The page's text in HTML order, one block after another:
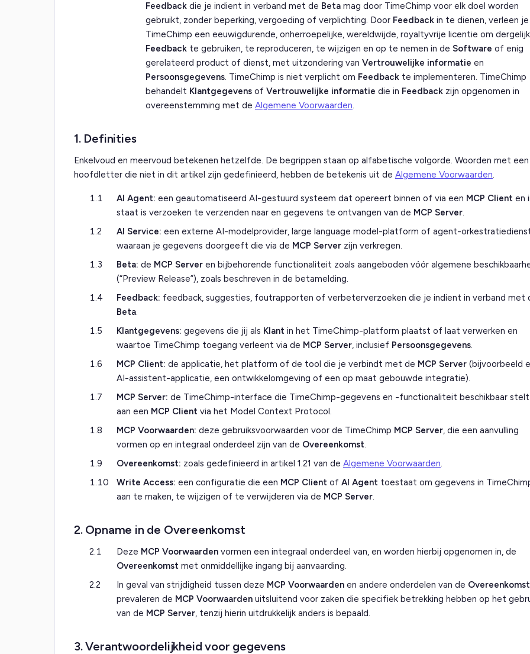
Feedback die je indient in verband met de Beta mag door TimeChimp voor elk doel worden
gebruikt, zonder beperking, vergoeding of verplichting. Door Feedback in te dienen, verleen je
TimeChimp een eeuwigdurende, onherroepelijke, wereldwijde, royaltyvrije licentie om
Feedback te gebruiken, te reproduceren, te wijzigen en op te nemen in de Software of enig
gerelateerd product of dienst, met uitzondering van Vertrouwelijke informatie en
Persoonsgegevens. TimeChimp is niet verplicht om Feedback te implementeren. TimeChimp
behandelt Klantgegevens of Vertrouwelijke informatie die in Feedback zijn opgenomen in
overeenstemming met de Algemene Voorwaarden.
1. Definities
Enkelvoud en meervoud betekenen hetzelfde. De begrippen staan op alfabetische volgorde. Woorden met een
hoofdletter die niet in dit artikel zijn gedefinieerd, hebben de betekenis uit de Algemene Voorwaarden.
1.1 AI Agent: een geautomatiseerd AI-gestuurd systeem dat opereert binnen of via een MCP Client en
staat is verzoeken te verzenden naar en gegevens te ontvangen van de MCP Server.
1.2
AI Service: een externe AI-modelprovider, large language model-platform of agent-
waaraan je gegevens doorgeeft die via de MCP Server zijn verkregen.
1.3
Beta: de MCP Server en bijbehorende functionaliteit zoals aangeboden vóór algemene
(“Preview Release”), zoals beschreven in de betamelding.
1.4
Feedback: feedback, suggesties, foutrapporten of verbeterverzoeken die je indient in verband met
Beta.
1.5
Klantgegevens: gegevens die jij als Klant in het TimeChimp-platform plaatst of laat verwerken en
waartoe TimeChimp toegang verleent via de MCP Server, inclusief Persoonsgegevens.
1.6
MCP Client: de applicatie, het platform of de tool die je verbindt met de MCP Server (bijvoorbeeld
AI-assistent-applicatie, een ontwikkelomgeving of een op maat gebouwde integratie).
1.7
MCP Server: de TimeChimp-interface die TimeChimp-gegevens en -functionaliteit beschikbaar stelt
aan een MCP Client via het Model Context Protocol.
1.8
MCP Voorwaarden: deze gebruiksvoorwaarden voor de TimeChimp MCP Server, die een aanvulling
vormen op en integraal onderdeel zijn van de Overeenkomst.
1.9
Overeenkomst: zoals gedefinieerd in artikel 1.21 van de Algemene Voorwaarden.
1.10
Write Access: een configuratie die een MCP Client of AI Agent toestaat om gegevens in
aan te maken, te wijzigen of te verwijderen via de MCP Server.
2. Opname in de Overeenkomst
2.1 Deze MCP Voorwaarden vormen een integraal onderdeel van, en worden hierbij opgenomen in, de
Overeenkomst met onmiddellijke ingang bij aanvaarding.
2.2
In geval van strijdigheid tussen deze MCP Voorwaarden en andere onderdelen van de Overeenkomst
prevaleren de MCP Voorwaarden uitsluitend voor zaken die specifiek betrekking hebben op het
van de MCP Server, tenzij hierin uitdrukkelijk anders is bepaald.
3. Verantwoordelijkheid voor gegevens